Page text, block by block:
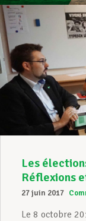
Vos droits
Devenir
Les
Réflexions
27 juin 2017
Le 8 octobre